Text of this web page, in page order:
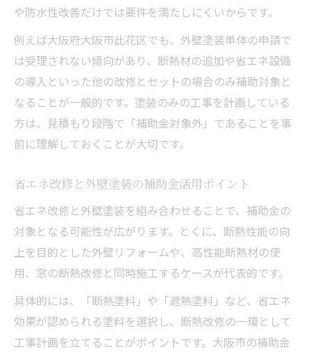
や防水性改善だけでは要件を満たしにくいからです。
例えば大阪府大阪市此花区でも、外壁塗装単体の申請で
は受理されない傾向があり、断熱材の追加や省エネ設備
の導入といった他の改修とセットの場合のみ補助対象と
なることが一般的です。塗装のみの工事を計画している
方は、見積もり段階で「補助金対象外」であることを事
前に理解しておくことが大切です。
省エネ改修と外壁塗装の補助金活用ポイント
省エネ改修と外壁塗装を組み合わせることで、補助金の
対象となる可能性が広がります。とくに、断熱性能の向
上を目的とした外壁リフォームや、高性能断熱材の使
用、窓の断熱改修と同時施工するケースが代表的です。
具体的には、「断熱塗料」や「遮熱塗料」など、省エネ
効果が認められる塗料を選択し、断熱改修の一環として
工事計画を立てることがポイントです。大阪市の補助金